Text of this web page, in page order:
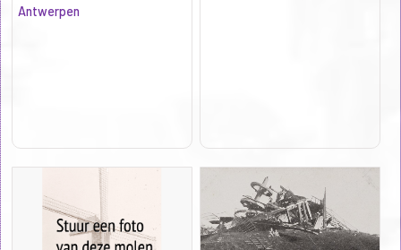
Antwerpen